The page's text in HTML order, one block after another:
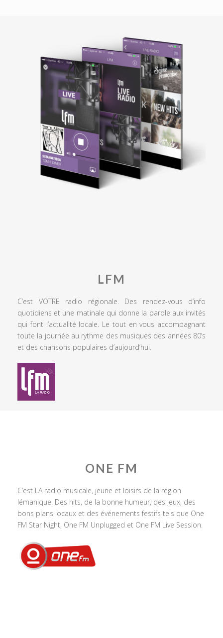
LFM
C’est VOTRE radio régionale. Des rendez-vous d’info
quotidiens et une matinale qui donne la parole aux invités
qui font l’actualité locale. Le tout en vous accompagnant
toute la journée au rythme des musiques des années 80’s
et des chansons populaires d’aujourd’hui.
ONE FM
C’est LA radio musicale, jeune et loisirs de la région
lémanique. Des hits, de la bonne humeur, des jeux, des
bons plans locaux et des événements festifs tels que One
FM Star Night, One FM Unplugged et One FM Live Session.